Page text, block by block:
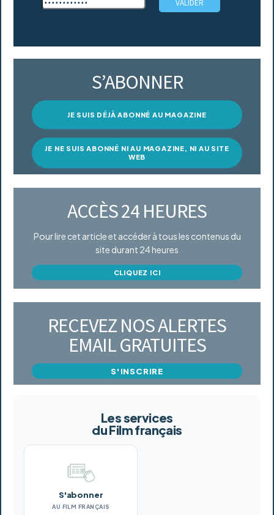
S’ABONNER
JE SUIS DÉJÀ ABONNÉ AU MAGAZINE
JE NE SUIS ABONNÉ NI AU MAGAZINE, NI AU SITE
WEB
ACCÈS 24 HEURES
Pour lire cet article et accéder à tous les contenus du
site durant 24 heures
CLIQUEZ ICI
RECEVEZ NOS ALERTES
EMAIL GRATUITES
S'INSCRIRE
Les services
du Film français
S'abonner
AU FILM FRANÇAIS